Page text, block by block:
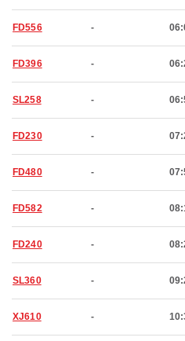
FD556 -
FD396 -
SL258 -
FD230 -
FD480 -
FD582 -
FD240 -
SL360 -
XJ610 -